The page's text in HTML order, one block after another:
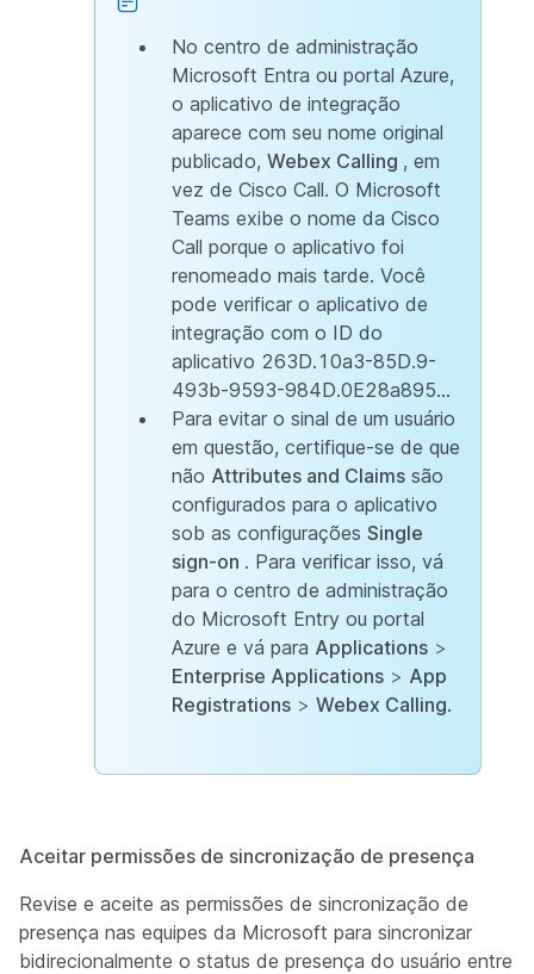
No centro de administração
Microsoft Entra ou portal Azure,
o aplicativo de integração
aparece com seu nome original
publicado, Webex Calling , em
vez de Cisco Call. O Microsoft
Teams exibe o nome da Cisco
Call porque o aplicativo foi
renomeado mais tarde. Você
pode verificar o aplicativo de
integração com o ID do
aplicativo 263D.10a3-85D.9-
493b-9593-984D.0E28a895...
Para evitar o sinal de um usuário
em questão, certifique-se de que
não Attributes and Claims são
configurados para o aplicativo
sob as configurações Single
sign-on . Para verificar isso, vá
para o centro de administração
do Microsoft Entry ou portal
Azure e vá para Applications >
Enterprise Applications > App
Registrations > Webex Calling.
Aceitar permissões de sincronização de presença
Revise e aceite as permissões de sincronização de
presença nas equipes da Microsoft para sincronizar
bidirecionalmente o status de presença do usuário entre